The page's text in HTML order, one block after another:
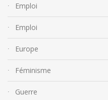
Emploi
Emploi
Europe
Féminisme
Guerre